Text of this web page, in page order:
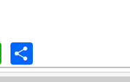
WhatsApp